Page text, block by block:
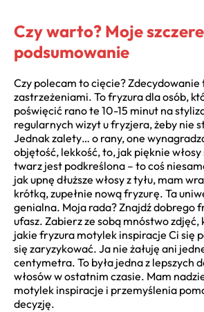
Czy warto? Moje szczere
podsumowanie
Czy polecam to cięcie? Zdecydowanie
zastrzeżeniami. To fryzura dla osób,
poświęcić rano te 10-15 minut na
regularnych wizyt u fryzjera, żeby nie
Jednak zalety… o rany, one
objętość, lekkość, to, jak pięknie
twarz jest podkreślona – to coś
jak upnę dłuższe włosy z tyłu, mam
krótką, zupełnie nową fryzurę. Ta
genialna. Moja rada? Znajdź dobrego
ufasz. Zabierz ze sobą mnóstwo zdjęć,
jakie fryzura motylek inspiracje Ci się
się zaryzykować. Ja nie żałuję ani
centymetra. To była jedna z lepszych
włosów w ostatnim czasie. Mam
motylek inspiracje i przemyślenia
decyzję.